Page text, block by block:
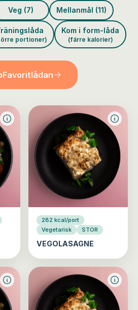
Veg (7) Mellanmål (11)
portioner)
Kom i form-låda
(färre kalorier)
Favoritlådan
282 kcal/port
Vegetarisk
STOR
VEGOLASAGNE